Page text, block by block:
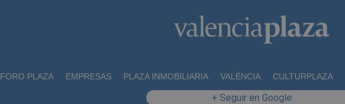
FORO PLAZA EMPRESAS PLAZA INMOBILIARIA VALÈNCIA CULTURPLAZA
+ Seguir en Google